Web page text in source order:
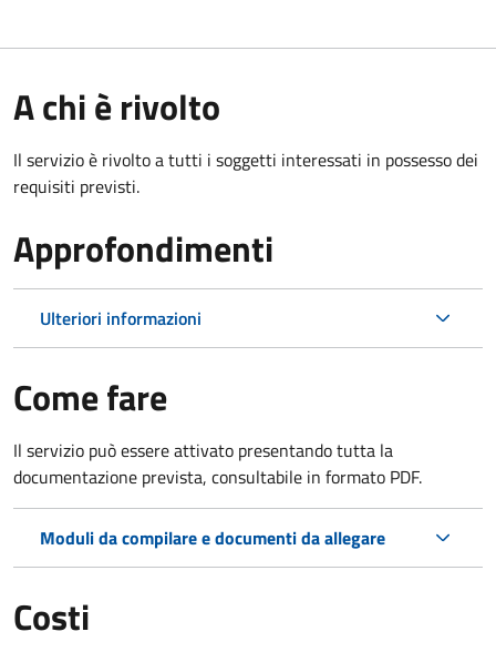
A chi è rivolto
Il servizio è rivolto a tutti i soggetti interessati in possesso dei
requisiti previsti.
Approfondimenti
Ulteriori informazioni
Come fare
Il servizio può essere attivato presentando tutta la
documentazione prevista, consultabile in formato PDF.
Moduli da compilare e documenti da allegare
Costi